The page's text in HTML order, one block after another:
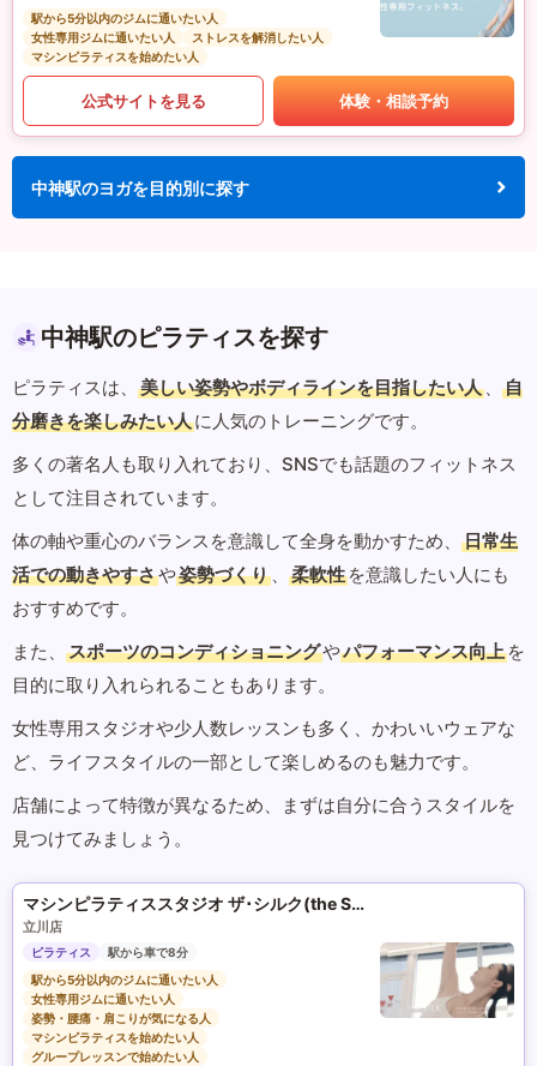
駅から5分以内のジムに通いたい人
女性専用ジムに通いたい人
ストレスを解消したい人
マシンピラティスを始めたい人
公式サイトを見る 体験・相談予約
中神駅のヨガを目的別に探す
中神駅のピラティスを探す
ピラティスは、 美しい姿勢やボディラインを目指したい人 、
自
分磨きを楽しみたい人に人気のトレーニングです。
多くの著名人も取り入れており、SNSでも話題のフィットネス
として注目されています。
体の軸や重心のバランスを意識して全身を動かすため、
日常生
活での動きやすさや姿勢づくり 、 柔軟性 を意識したい人にも
おすすめです。
また、
スポーツのコンディショニングやパフォーマンス向上 を
目的に取り入れられることもあります。
女性専用スタジオや少人数レッスンも多く、かわいいウェアな
ど、ライフスタイルの一部として楽しめるのも魅力です。
店舗によって特徴が異なるため、まずは自分に合うスタイルを
見つけてみましょう。
マシンピラティススタジオ ザ･シルク(the SILK)
立川店
ピラティス
駅から車で8分
駅から5分以内のジムに通いたい人
女性専用ジムに通いたい人
姿勢・腰痛・肩こりが気になる人
マシンピラティスを始めたい人
グループレッスンで始めたい人